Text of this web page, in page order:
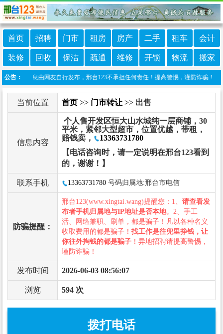
首页 招聘 门市 租房 房产 二手 租车 会计
装修 回收 保洁 疏通 维修 开锁 物流 搬家
公告：
本栏目信息由网友自行发布，邢台123不承担任何责任！提高警惕，谨防诈骗！做
当前位置 首页 >> 门市转让 >> 出售
信息内容
个人售开发区恒大山水城纯一层商铺，30
平米，紧邻大型超市，位置优越，带租，
赔钱卖，
13363731780
【电话咨询时，请一定说明在邢台123看到
的，谢谢！】
联系手机 13363731780 号码归属地:邢台市电信
防骗提醒：
邢台123(www.xingtai.wang)提醒您：1、 请查看发
布者手机归属地与IP地址是否本地。2、手工
活、网络兼职、刷单，都是骗子！凡以各种名义
收取费用的都是骗子！ 找工作是往兜里挣钱，让
你往外掏钱的都是骗子 ！异地招聘请提高警惕，
谨防诈骗！
发布时间 2026-06-03 08:56:07
浏览 594 次
拨打电话